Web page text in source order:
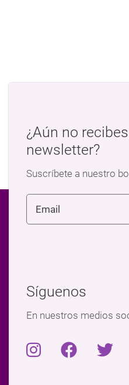
¿Aún no
newsletter?
Suscríbete a nuestro
Síguenos
En nuestros medios